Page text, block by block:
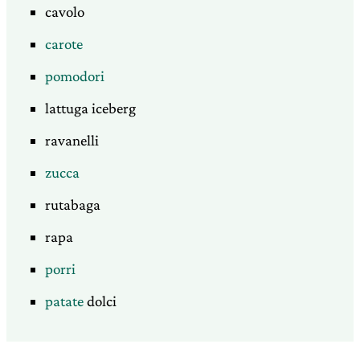
cavolo
carote
pomodori
lattuga iceberg
ravanelli
zucca
rutabaga
rapa
porri
patatedolci